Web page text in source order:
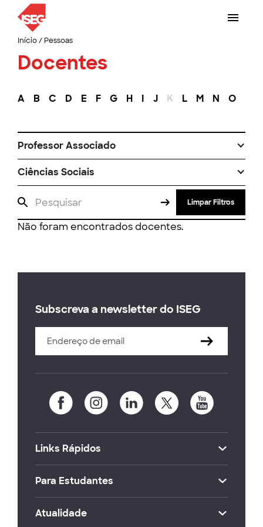
Início/ Pessoas
Docentes
A B C D E F G H I J K L M N O
Professor Associado
Ciências Sociais
Limpar Filtros
Não foram encontrados docentes.
Subscreva a newsletter do ISEG
Links Rápidos
Para Estudantes
Atualidade